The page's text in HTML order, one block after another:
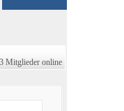
Mitglieder online